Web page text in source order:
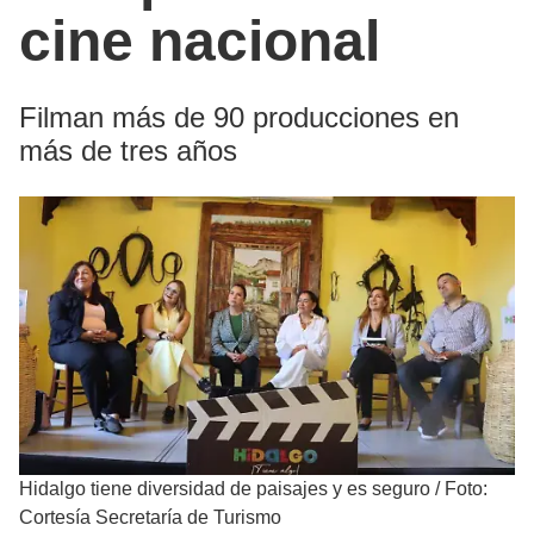
cine nacional
Filman más de 90 producciones en
más de tres años
Hidalgo tiene diversidad de paisajes y es seguro / Foto:
Cortesía Secretaría de Turismo